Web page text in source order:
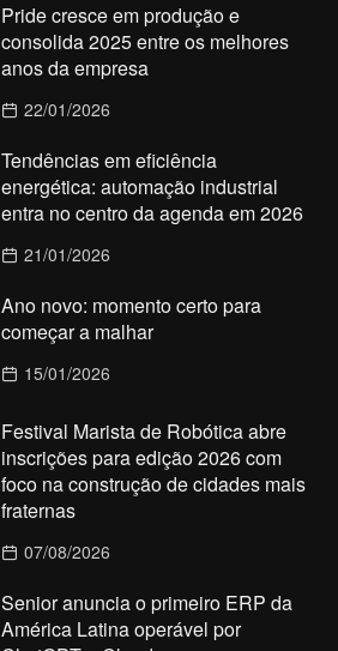
Pride cresce em produção e
consolida 2025 entre os melhores
anos da empresa
22/01/2026
Tendências em eficiência
energética: automação industrial
entra no centro da agenda em 2026
21/01/2026
Ano novo: momento certo para
começar a malhar
15/01/2026
Festival Marista de Robótica abre
inscrições para edição 2026 com
foco na construção de cidades mais
fraternas
07/08/2026
Senior anuncia o primeiro ERP da
América Latina operável por